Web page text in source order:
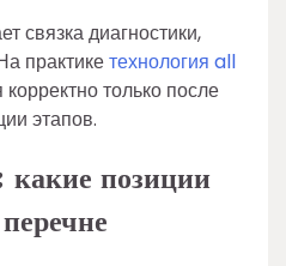
связка диагностики,
практикетехнология all
только после
этапов.
какие позиции